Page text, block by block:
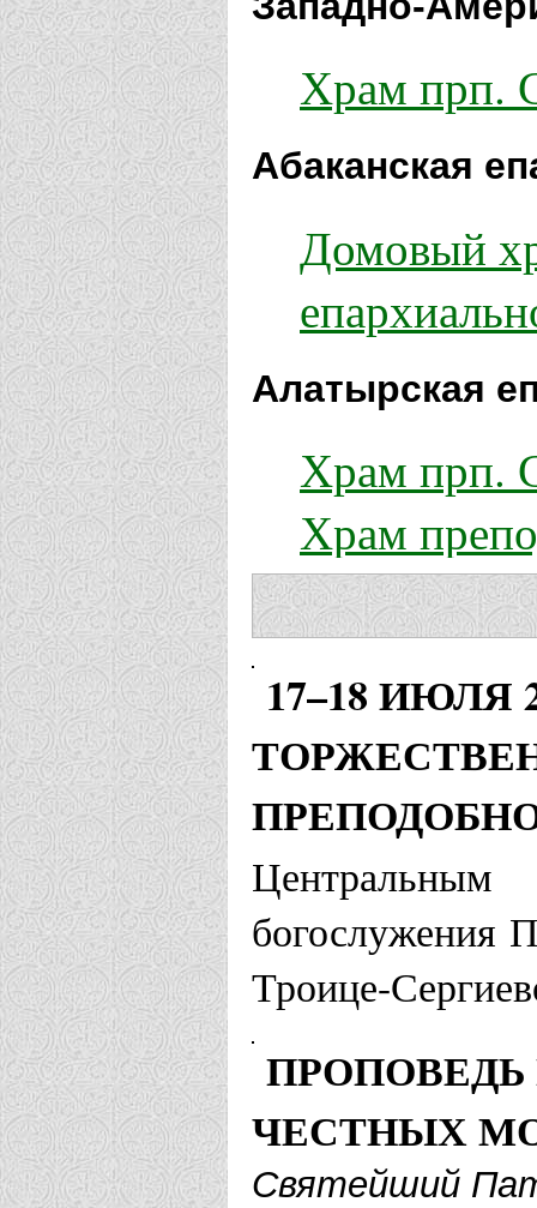
Храм прп.
Абаканская
Домовый
Алатырская
Храм прп.
Храм
Храм
Анадырская и
Храм прп.
Храм прп.
Ардатовская
Храм
17–18
богослужения
Троице-
ПРОПОВЕДЬ
ЧЕСТНЫХ
Святейший